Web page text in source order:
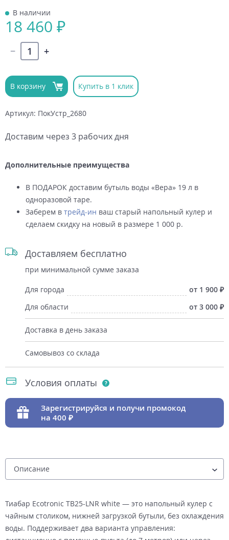
В наличии
18 460 ₽
В корзину Купить в 1 клик
Артикул: ПокУстр_2680
Доставим через 3 рабочих дня
Дополнительные преимущества
В ПОДАРОК доставим бутыль воды «Вера» 19 л в
одноразовой таре.
Заберем в трейд-ин ваш старый напольный кулер и
сделаем скидку на новый в размере 1 000 р.
Доставляем бесплатно
при минимальной сумме заказа
Для города
от 1 900
Для области
от 3 000
Доставка в день заказа
Самовывоз со склада
Условия оплаты
Зарегистрируйся и получи промокод
на 400
Тиабар Ecotronic TB25-LNR white — это напольный кулер с
чайным столиком, нижней загрузкой бутыли, без охлаждения
воды. Поддерживает два варианта управления: